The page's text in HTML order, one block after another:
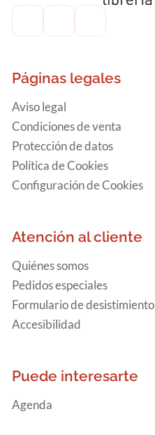
Páginas legales
Aviso legal
Condiciones de venta
Protección de datos
Política de Cookies
Configuración de Cookies
Atención al cliente
Quiénes somos
Pedidos especiales
Formulario de desistimiento
Accesibilidad
Puede interesarte
Agenda